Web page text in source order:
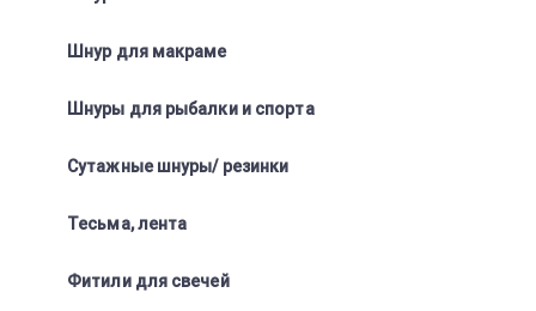
Шнур для макраме
Шнуры для рыбалки и спорта
Сутажные шнуры/ резинки
Тесьма, лента
Фитили для свечей